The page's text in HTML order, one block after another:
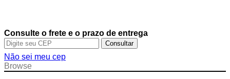
Consulte o frete e o prazo de entrega
Consultar
Não sei meu cep
Browse